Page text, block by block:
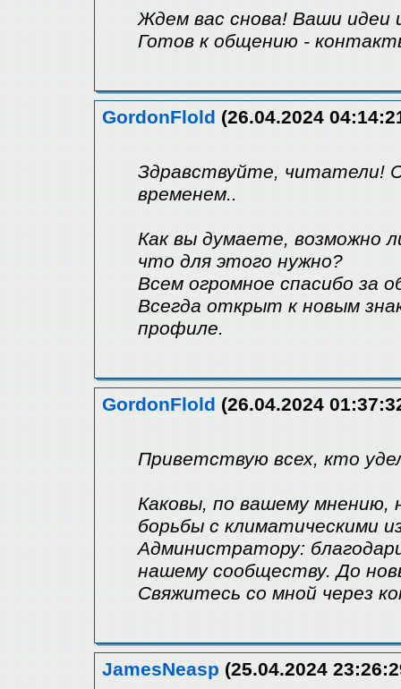
Ждем вас снова! Ваши идеи
Готов к общению -
GordonFlold (26.04.2024
Здравствуйте, читатели!
временем..
Как вы думаете, возможно
что для этого нужно?
Всем огромное спасибо за
Всегда открыт к новым
профиле.
GordonFlold (26.04.2024
Приветствую всех, кто
Каковы, по вашему
борьбы с климатическими
Администратору:
нашему сообществу. До
Свяжитесь со мной через
JamesNeasp (25.04.2024